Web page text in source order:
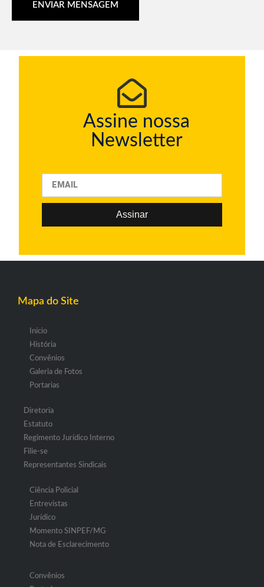
ENVIAR MENSAGEM
Assine nossa
Newsletter
Assinar
Mapa do Site
Início
História
Convênios
Galeria de Fotos
Portarias
Diretoria
Estatuto
Regimento Jurídico Interno
Filie-se
Representantes Sindicais
Ciência Policial
Entrevistas
Jurídico
Momento SINPEF/MG
Nota de Esclarecimento
Convênios